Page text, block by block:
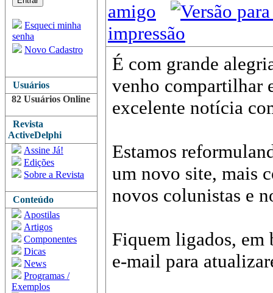
Esqueci minha
senha
Novo Cadastro
Usuários
82 Usuários Online
Revista
ActiveDelphi
Assine Já!
Edições
Sobre a Revista
Conteúdo
Apostilas
Artigos
Componentes
Dicas
News
Programas /
Exemplos
amigo
impressão
É com grande
venho compartilhar
excelente notícia
Estamos
um novo site, mais
novos colunistas e
Fiquem ligados, em
e-mail para